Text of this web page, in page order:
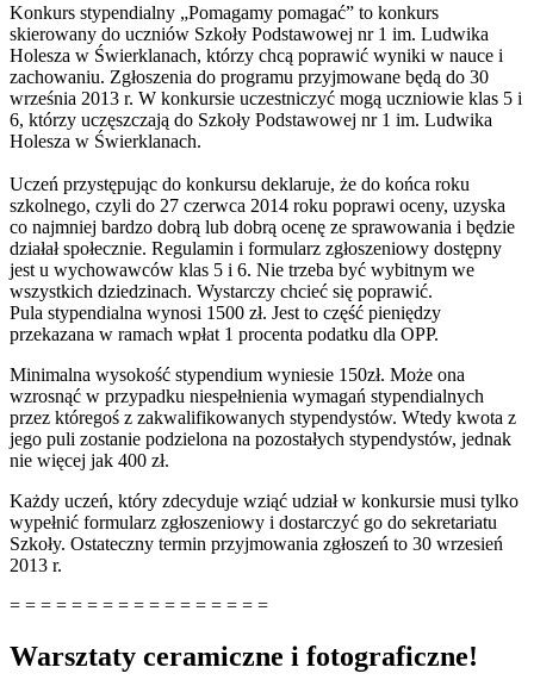
Konkurs stypendialny „Pomagamy pomagać” to konkurs
skierowany do uczniów Szkoły Podstawowej nr 1 im. Ludwika
Holesza w Świerklanach, którzy chcą poprawić wyniki w nauce i
zachowaniu. Zgłoszenia do programu przyjmowane będą do 30
września 2013 r. W konkursie uczestniczyć mogą uczniowie klas 5 i
6, którzy uczęszczają do Szkoły Podstawowej nr 1 im. Ludwika
Holesza w Świerklanach.
Uczeń przystępując do konkursu deklaruje, że do końca roku
szkolnego, czyli do 27 czerwca 2014 roku poprawi oceny, uzyska
co najmniej bardzo dobrą lub dobrą ocenę ze sprawowania i będzie
działał społecznie. Regulamin i formularz zgłoszeniowy dostępny
jest u wychowawców klas 5 i 6. Nie trzeba być wybitnym we
wszystkich dziedzinach. Wystarczy chcieć się poprawić.
Pula stypendialna wynosi 1500 zł. Jest to część pieniędzy
przekazana w ramach wpłat 1 procenta podatku dla OPP.
Minimalna wysokość stypendium wyniesie 150zł. Może ona
wzrosnąć w przypadku niespełnienia wymagań stypendialnych
przez któregoś z zakwalifikowanych stypendystów. Wtedy kwota z
jego puli zostanie podzielona na pozostałych stypendystów, jednak
nie więcej jak 400 zł.
Każdy uczeń, który zdecyduje wziąć udział w konkursie musi tylko
wypełnić formularz zgłoszeniowy i dostarczyć go do sekretariatu
Szkoły. Ostateczny termin przyjmowania zgłoszeń to 30 wrzesień
2013 r.
= = = = = = = = = = = = = = = = =
Warsztaty ceramiczne i fotograficzne!